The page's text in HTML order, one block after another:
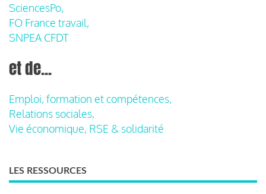
SciencesPo,
FO France travail,
SNPEA CFDT
et de...
Emploi, formation et compétences,
Relations sociales,
Vie économique, RSE & solidarité
LES RESSOURCES